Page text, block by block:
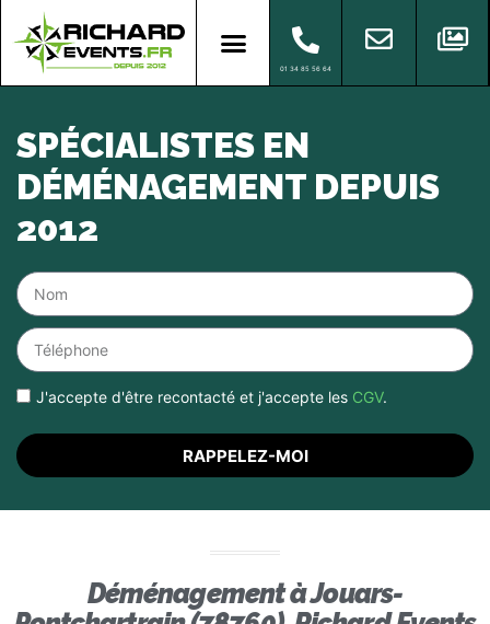
01 34 85 56 64
SPÉCIALISTES EN
DÉMÉNAGEMENT DEPUIS
2012
J'accepte d'être recontacté et j'accepte les CGV.
RAPPELEZ-MOI
Déménagement à Jouars-